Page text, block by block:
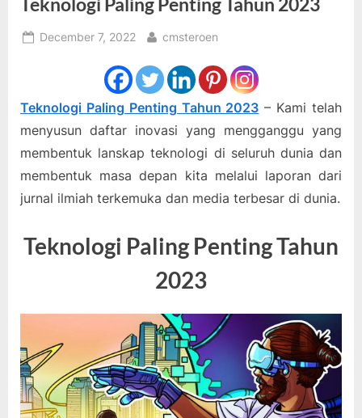
Posted
December 7, 2022 By
cmsteroen
Teknologi Paling Penting Tahun 2023 – Kami telah
menyusun daftar inovasi yang mengganggu yang
membentuk lanskap teknologi di seluruh dunia dan
membentuk masa depan kita melalui laporan dari
jurnal ilmiah terkemuka dan media terbesar di dunia.
Teknologi Paling Penting Tahun
2023